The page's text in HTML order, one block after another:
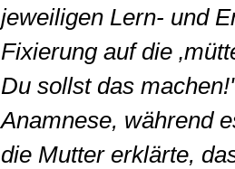
jeweiligen Lern- und
Fixierung auf die
Du sollst das
Anamnese, während
die Mutter erklärte,